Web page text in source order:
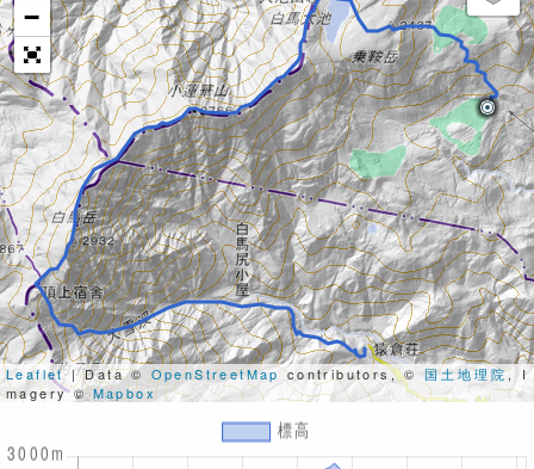
−
Leaflet| Data ©OpenStreetMapcontributors, ©国土地理院, I
magery ©Mapbox